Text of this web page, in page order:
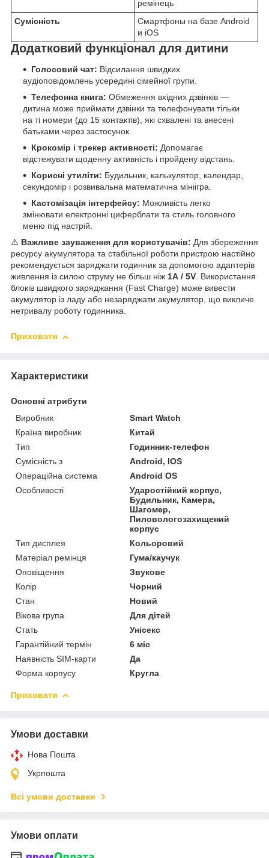
ремінець
Сумісність
Смартфоны на базе Android
и iOS
Додатковий функціонал для дитини
Голосовий чат: Відсилання швидких
аудіоповідомлень усередині сімейної групи.
Телефонна книга: Обмеження вхідних дзвінків —
дитина може приймати дзвінки та телефонувати тільки
на ті номери (до 15 контактів), які схвалені та внесені
батьками через застосунок.
Крокомір і трекер активності: Допомагає
відстежувати щоденну активність і пройдену відстань.
Корисні утиліти: Будильник, калькулятор, календар,
секундомір і розвивальна математична мініігра.
Кастомізація інтерфейсу: Можливість легко
змінювати електронні циферблати та стиль головного
меню під настрій.
⚠️ Важливе зауваження для користувачів: Для збереження
ресурсу акумулятора та стабільної роботи пристрою настійно
рекомендується заряджати годинник за допомогою адаптерів
живлення із силою струму не більш ніж 1А / 5V. Використання
блоків швидкого заряджання (Fast Charge) може вивести
акумулятор із ладу або незаряджати акумулятор, що викличе
нетривалу роботу годинника.
Приховати
Характеристики
Основні атрибути
Виробник
Smart Watch
Країна виробник
Китай
Тип
Годинник-телефон
Сумісність з
Android, IOS
Операційна система
Android OS
Особливості
Ударостійкий корпус,
Будильник, Камера,
Шагомер,
Пиловологозахищений
корпус
Тип дисплея
Кольоровий
Матеріал ремінця
Гума/каучук
Оповіщення
Звукове
Колір
Чорний
Стан
Новий
Вікова група
Для дітей
Стать
Унісекс
Гарантійний термін
6 міс
Наявність SIM-карти
Да
Форма корпусу
Кругла
Приховати
Умови доставки
Нова Пошта
Укрпошта
Всі умови доставки
Умови оплати